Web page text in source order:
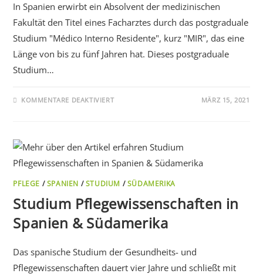
In Spanien erwirbt ein Absolvent der medizinischen
Fakultät den Titel eines Facharztes durch das postgraduale
Studium "Médico Interno Residente", kurz "MIR", das eine
Länge von bis zu fünf Jahren hat. Dieses postgraduale
Studium…
KOMMENTARE DEAKTIVIERT MÄRZ 15, 2021
PFLEGE /SPANIEN /STUDIUM /SÜDAMERIKA
Studium Pflegewissenschaften in
Spanien & Südamerika
Das spanische Studium der Gesundheits- und
Pflegewissenschaften dauert vier Jahre und schließt mit